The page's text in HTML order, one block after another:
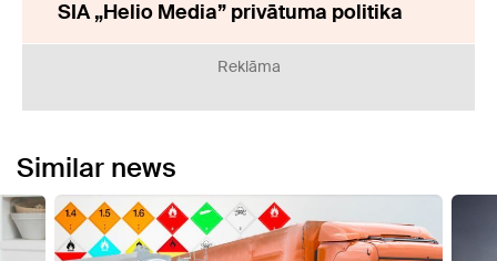
SIA „Helio Media” privātuma politika
Reklāma
Similar news